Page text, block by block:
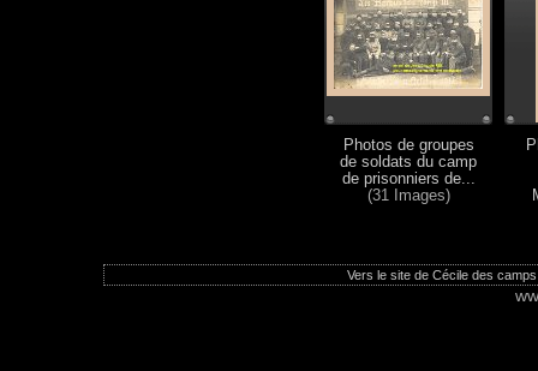
Photos de groupes
de soldats du camp
de prisonniers de...
(31 Images)
Vers le site de Cécile des